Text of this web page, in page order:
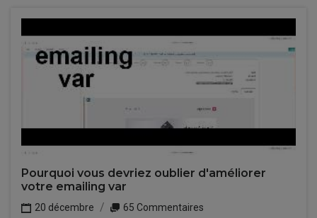
Pourquoi vous devriez oublier d'améliorer
votre emailing var
20 décembre
65 Commentaires